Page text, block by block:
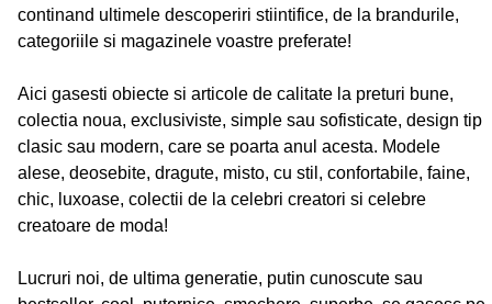
continand ultimele descoperiri stiintifice, de la brandurile,
categoriile si magazinele voastre preferate!
Aici gasesti obiecte si articole de calitate la preturi bune,
colectia noua, exclusiviste, simple sau sofisticate, design tip
clasic sau modern, care se poarta anul acesta. Modele
alese, deosebite, dragute, misto, cu stil, confortabile, faine,
chic, luxoase, colectii de la celebri creatori si celebre
creatoare de moda!
Lucruri noi, de ultima generatie, putin cunoscute sau